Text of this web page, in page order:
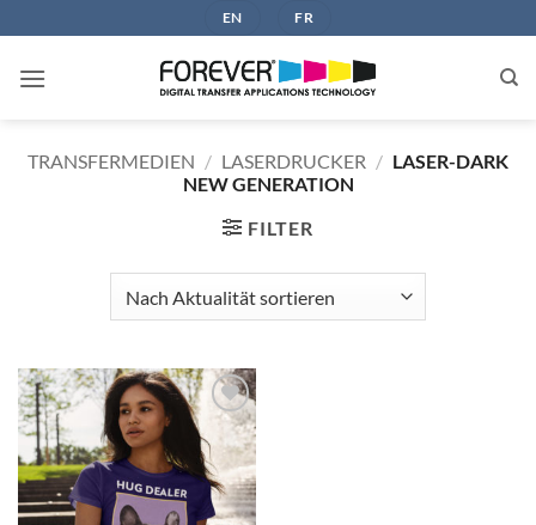
Inhalt
springen
EN FR
TRANSFERMEDIEN / LASERDRUCKER / LASER-DARK
NEW GENERATION
FILTER
zur
Wunschliste
hinzufügen